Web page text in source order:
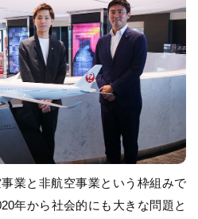
業と非航空事業という枠組みで
年から社会的にも大きな問題と